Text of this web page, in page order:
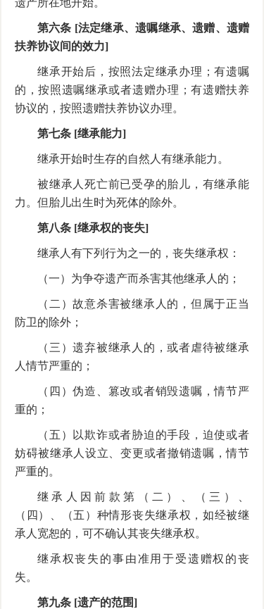
遗产所在地开始。
第六条 [法定继承、遗嘱继承、遗赠、遗赠
扶养协议间的效力]
继承开始后，按照法定继承办理；有遗嘱
的，按照遗嘱继承或者遗赠办理；有遗赠扶养
协议的，按照遗赠扶养协议办理。
第七条 [继承能力]
继承开始时生存的自然人有继承能力。
被继承人死亡前已受孕的胎儿，有继承能
力。但胎儿出生时为死体的除外。
第八条 [继承权的丧失]
继承人有下列行为之一的，丧失继承权：
（一）为争夺遗产而杀害其他继承人的；
（二）故意杀害被继承人的，但属于正当
防卫的除外；
（三）遗弃被继承人的，或者虐待被继承
人情节严重的；
（四）伪造、篡改或者销毁遗嘱，情节严
重的；
（五）以欺诈或者胁迫的手段，迫使或者
妨碍被继承人设立、变更或者撤销遗嘱，情节
严重的。
继承人因前款第（二）、（三）、
（四）、（五）种情形丧失继承权，如经被继
承人宽恕的，可不确认其丧失继承权。
继承权丧失的事由准用于受遗赠权的丧
失。
第九条 [遗产的范围]